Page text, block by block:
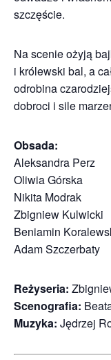
szczęście.
Na scenie ożyją
i królewski bal, a
odrobina
dobroci i sile
Obsada:
Aleksandra Perz
Oliwia Górska
Nikita Modrak
Zbigniew Kulwicki
Beniamin
Adam Szczerbaty
Reżyseria:
Scenografia:
Muzyka: Jędrzej